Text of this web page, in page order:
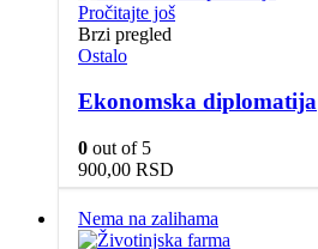
Pročitajte još
Brzi pregled
Ostalo
Ekonomska diplomatija
0 out of 5
900,00 RSD
Nema na zalihama